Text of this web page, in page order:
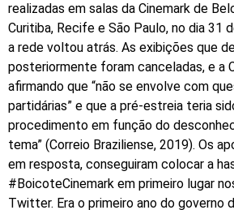
realizadas em salas da Cinemark de
Curitiba, Recife e São Paulo, no dia 31
a rede voltou atrás. As exibições que
posteriormente foram canceladas, e a
afirmando que “não se envolve com
partidárias” e que a pré-estreia teria
procedimento em função do
tema” (Correio Braziliense, 2019). Os
em resposta, conseguiram colocar a
#BoicoteCinemark em primeiro lugar
Twitter. Era o primeiro ano do governo